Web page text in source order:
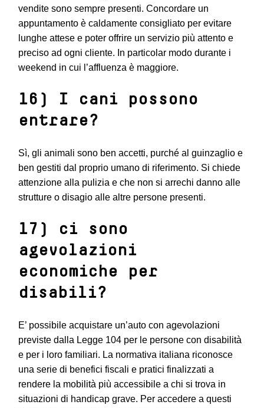
vendite sono sempre presenti. Concordare un
appuntamento è caldamente consigliato per evitare
lunghe attese e poter offrire un servizio più attento e
preciso ad ogni cliente. In particolar modo durante i
weekend in cui l’affluenza è maggiore.
16) I cani possono
entrare?
Sì, gli animali sono ben accetti, purché al guinzaglio e
ben gestiti dal proprio umano di riferimento. Si chiede
attenzione alla pulizia e che non si arrechi danno alle
strutture o disagio alle altre persone presenti.
17) ci sono
agevolazioni
economiche per
disabili?
E’ possibile acquistare un’auto con agevolazioni
previste dalla Legge 104 per le persone con disabilità
e per i loro familiari. La normativa italiana riconosce
una serie di benefici fiscali e pratici finalizzati a
rendere la mobilità più accessibile a chi si trova in
situazioni di handicap grave. Per accedere a questi